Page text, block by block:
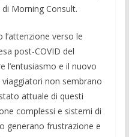
Morning Consult.
verso le
post-COVID del
l’entusiasmo e il nuovo
non sembrano
attuale di questi
complessi e sistemi di
generano frustrazione e